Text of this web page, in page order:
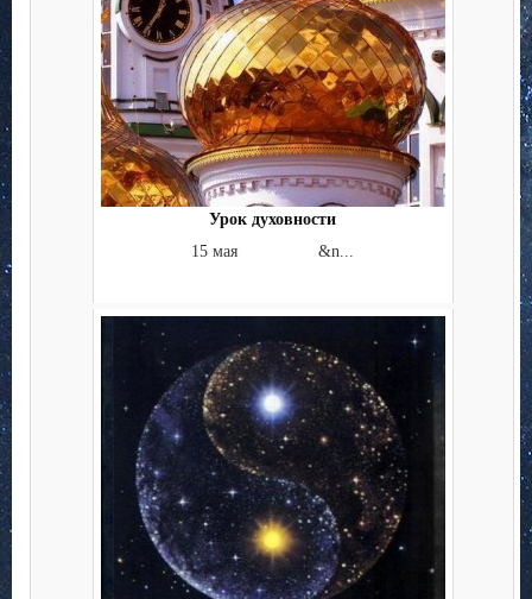
Урок духовности
15 мая &n...